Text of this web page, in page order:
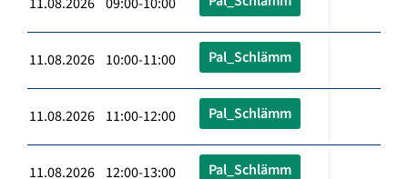
11.08.2026 10:00-11:00 Pal_Schlämm
11.08.2026 11:00-12:00 Pal_Schlämm
11.08.2026 12:00-13:00 Pal_Schlämm